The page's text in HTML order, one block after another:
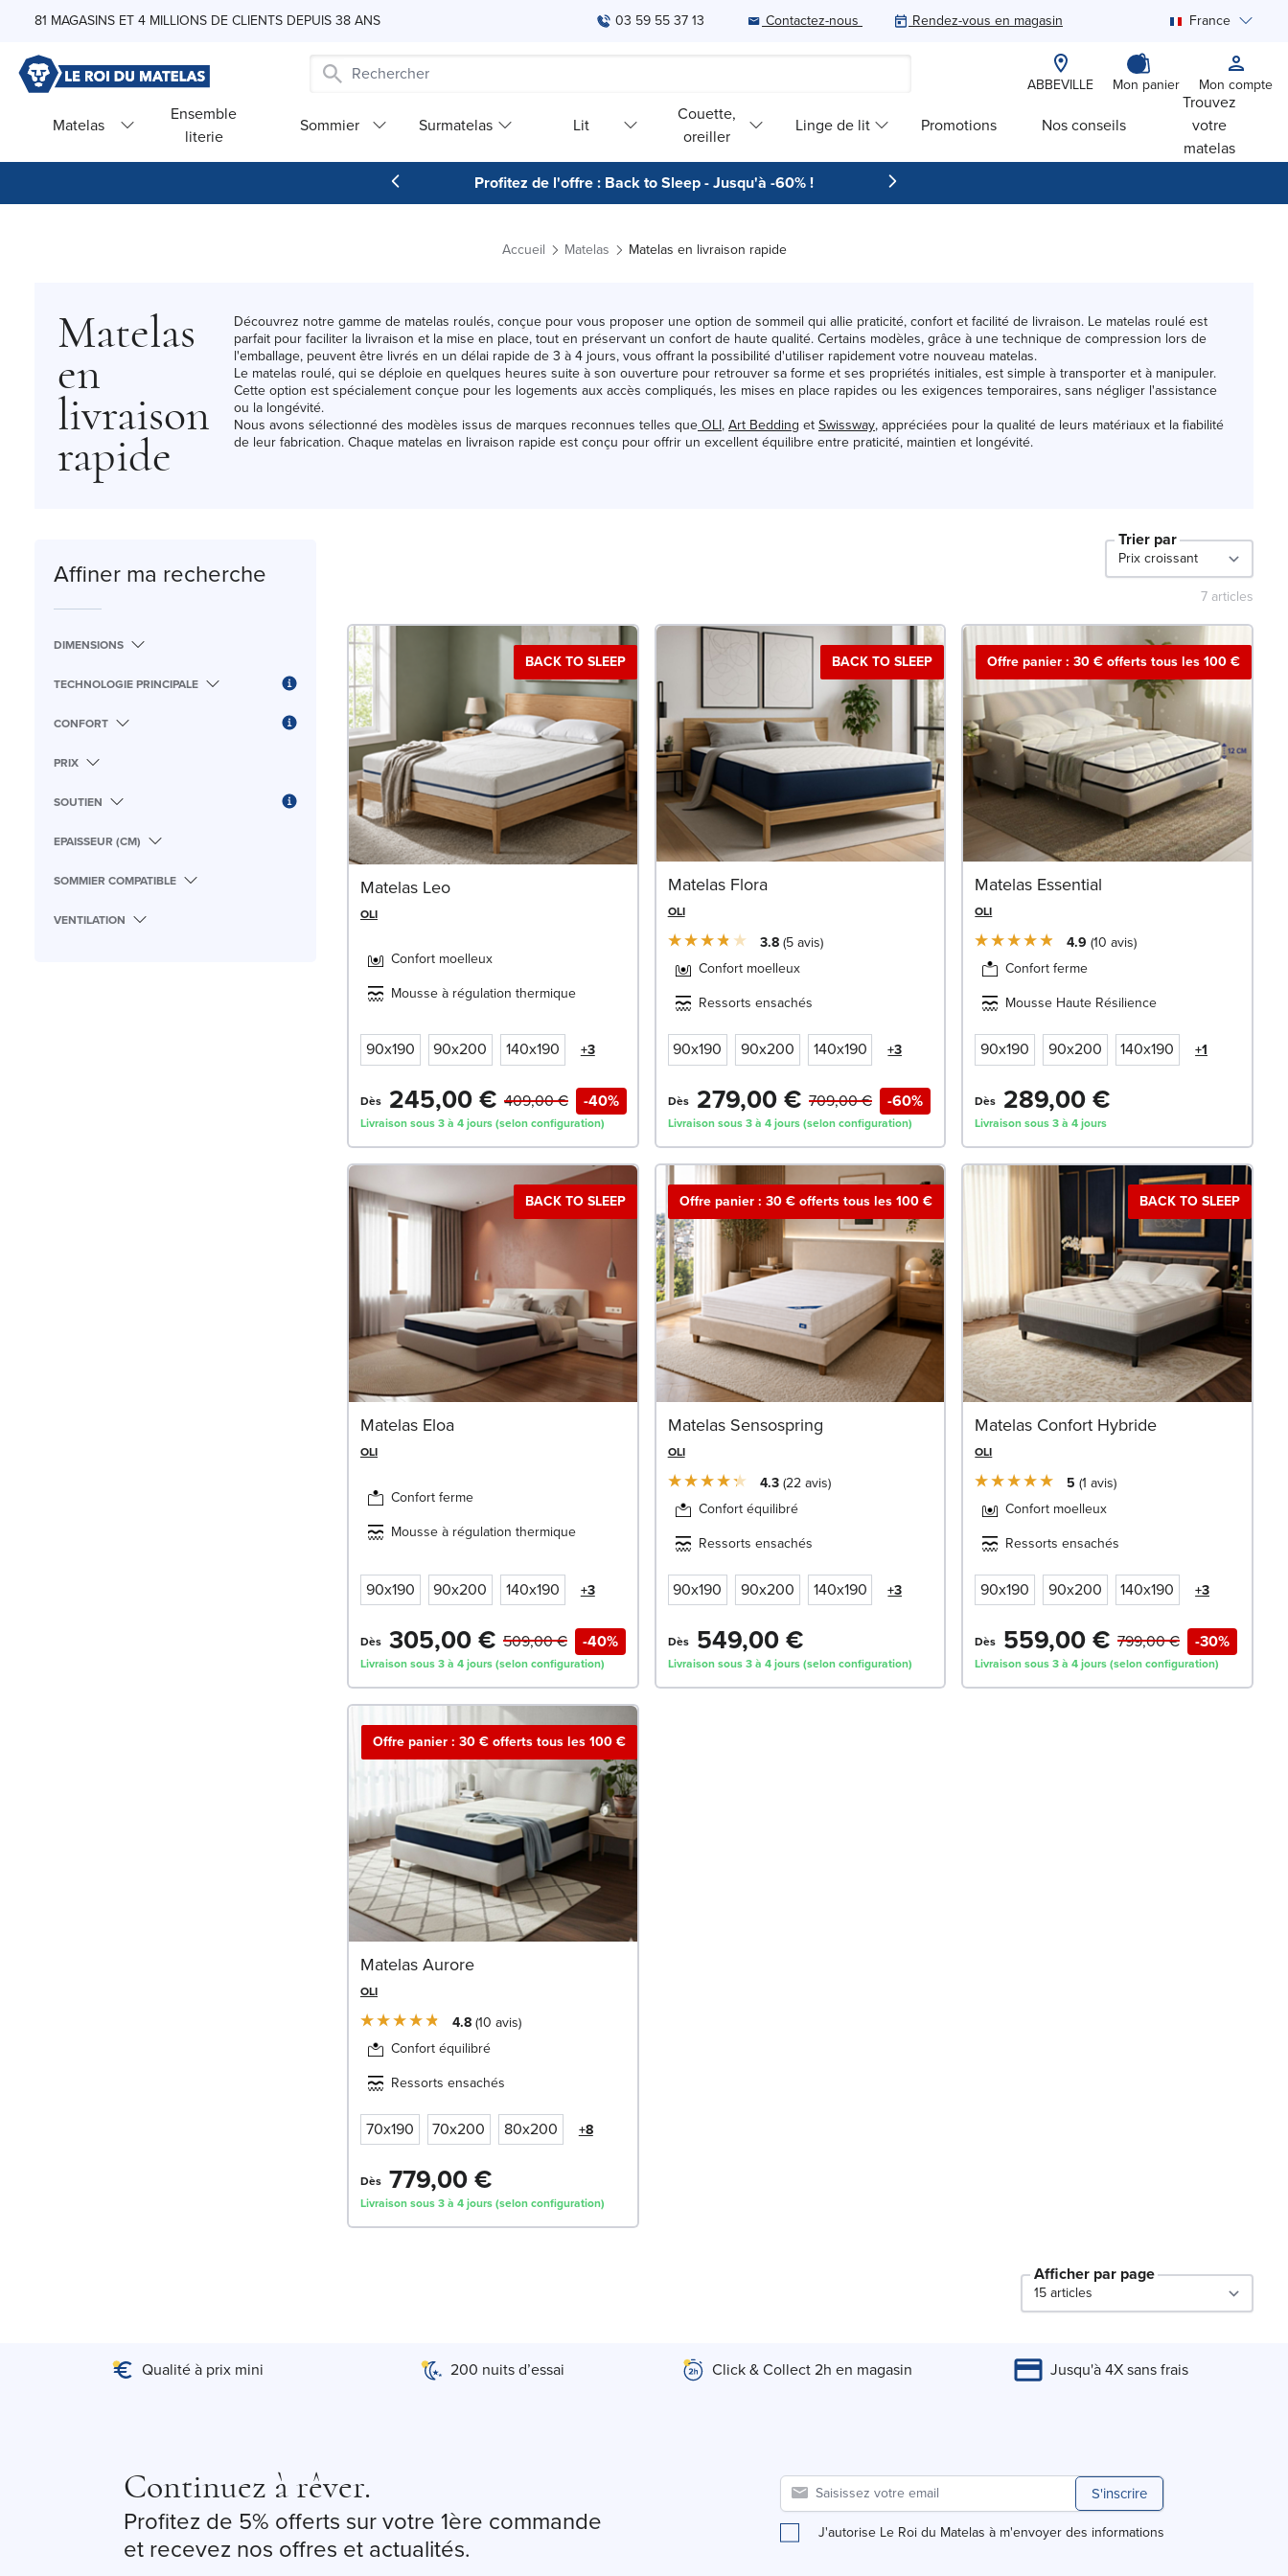
Skip to Content
81 MAGASINS ET 4 MILLIONS DE CLIENTS DEPUIS 38 ANS 03 59 55 37 13 Contactez-nous Rendez-vous en magasin France
ABBEVILLE Mon panier Mon compte
Matelas
Ensemble
literie
Sommier Surmatelas Lit
Couette,
oreiller
Linge de lit Promotions Nos conseils
Trouvez
votre
matelas
Profitez de l'offre : Back to Sleep - Jusqu'à -60% !
Accueil Matelas Matelas en livraison rapide
Matelas
en
livraison
rapide
Découvrez notre gamme de matelas roulés, conçue pour vous proposer une option de sommeil qui allie praticité, confort et facilité de livraison. Le matelas roulé est
parfait pour faciliter la livraison et la mise en place, tout en préservant un confort de haute qualité. Certains modèles, grâce à une technique de compression lors de
l'emballage, peuvent être livrés en un délai rapide de 3 à 4 jours, vous offrant la possibilité d'utiliser rapidement votre nouveau matelas.
Le matelas roulé, qui se déploie en quelques heures suite à son ouverture pour retrouver sa forme et ses propriétés initiales, est simple à transporter et à manipuler.
Cette option est spécialement conçue pour les logements aux accès compliqués, les mises en place rapides ou les exigences temporaires, sans négliger l'assistance
ou la longévité.
Nous avons sélectionné des modèles issus de marques reconnues telles queOLI,Art Bedding etSwissway, appréciées pour la qualité de leurs matériaux et la fiabilité
de leur fabrication. Chaque matelas en livraison rapide est conçu pour offrir un excellent équilibre entre praticité, maintien et longévité.
Affiner ma recherche
DIMENSIONS
TECHNOLOGIE PRINCIPALE
CONFORT
PRIX
SOUTIEN
EPAISSEUR (CM)
SOMMIER COMPATIBLE
VENTILATION
Trier par
7 articles
BACK TO SLEEP
Matelas Leo
OLI
Confort moelleux
Mousse à régulation thermique
90x190 90x200 140x190 +3
Dès 245,00 € -40%
409,00 €
Livraison sous 3 à 4 jours (selon configuration)
BACK TO SLEEP
Matelas Flora
OLI
3.8 5avis
Confort moelleux
Ressorts ensachés
90x190 90x200 140x190 +3
Dès 279,00 € -60%
709,00 €
Livraison sous 3 à 4 jours (selon configuration)
Offre panier : 30 € offerts tous les 100 €
Matelas Essential
OLI
4.9 10avis
Confort ferme
Mousse Haute Résilience
90x190 90x200 140x190 +1
Dès 289,00 €
Livraison sous 3 à 4 jours
BACK TO SLEEP
Matelas Eloa
OLI
Confort ferme
Mousse à régulation thermique
90x190 90x200 140x190 +3
Dès 305,00 € -40%
509,00 €
Livraison sous 3 à 4 jours (selon configuration)
Offre panier : 30 € offerts tous les 100 €
Matelas Sensospring
OLI
4.3 22avis
Confort équilibré
Ressorts ensachés
90x190 90x200 140x190 +3
Dès 549,00 €
Livraison sous 3 à 4 jours (selon configuration)
BACK TO SLEEP
Matelas Confort Hybride
OLI
5 1avis
Confort moelleux
Ressorts ensachés
90x190 90x200 140x190 +3
Dès 559,00 € -30%
799,00 €
Livraison sous 3 à 4 jours (selon configuration)
Offre panier : 30 € offerts tous les 100 €
Matelas Aurore
OLI
4.8 10 avis
Confort équilibré
Ressorts ensachés
70x190 70x200 80x200 +8
Dès 779,00 €
Livraison sous 3 à 4 jours (selon configuration)
Afficher par page
Qualité à prix mini 200 nuits d’essai Click & Collect 2h en magasin Jusqu'à 4X sans frais
Continuez à rêver.
Profitez de 5% offerts sur votre 1ère commande
et recevez nos offres et actualités.
S'inscrire
J'autorise Le Roi du Matelas à m'envoyer des informations